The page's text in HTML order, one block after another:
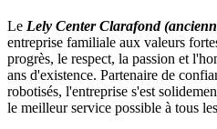
Le Lely Center Clarafond
entreprise familiale aux valeurs
progrès, le respect, la passion et
ans d'existence. Partenaire de
robotisés, l'entreprise s'est
le meilleur service possible à tous